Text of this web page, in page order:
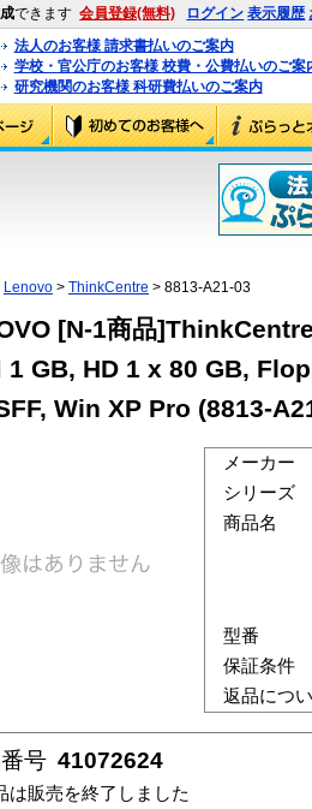
できます 会員登録(無料) ログイン 表示履歴
法人のお客様 請求書払いのご案内
学校・官公庁のお客様 校費・公費払いのご案
研究機関のお客様 科研費払いのご案内
Lenovo > ThinkCentre > 8813-A21-03
[N-1商品
1 GB, HD 1 x 80 GB,
Win XP Pro (8813-
メーカー
シリーズ
商品名
型番
保証条件
返品につ
号 41072624
は販売を終了しました